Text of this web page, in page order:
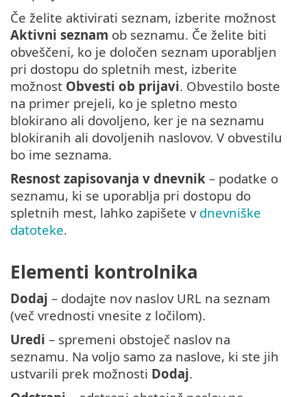
Če želite aktivirati seznam, izberite možnost
Aktivni seznam ob seznamu. Če želite biti
obveščeni, ko je določen seznam uporabljen
pri dostopu do spletnih mest, izberite
možnost Obvesti ob prijavi. Obvestilo boste
na primer prejeli, ko je spletno mesto
blokirano ali dovoljeno, ker je na seznamu
blokiranih ali dovoljenih naslovov. V obvestilu
bo ime seznama.
Resnost zapisovanja v dnevnik – podatke o
seznamu, ki se uporablja pri dostopu do
spletnih mest, lahko zapišete v dnevniške
datoteke.
Elementi kontrolnika
Dodaj – dodajte nov naslov URL na seznam
(več vrednosti vnesite z ločilom).
Uredi – spremeni obstoječ naslov na
seznamu. Na voljo samo za naslove, ki ste jih
ustvarili prek možnosti Dodaj.